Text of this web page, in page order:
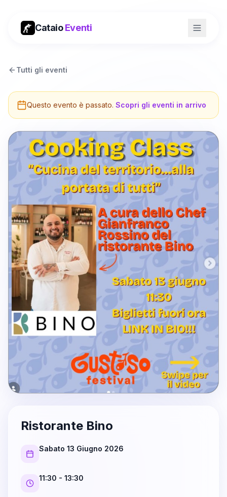
CataioEventi
Tutti gli eventi
Questo evento è passato. Scopri gli eventi in arrivo
Ristorante Bino
Sabato 13 Giugno 2026
11:30 - 13:30